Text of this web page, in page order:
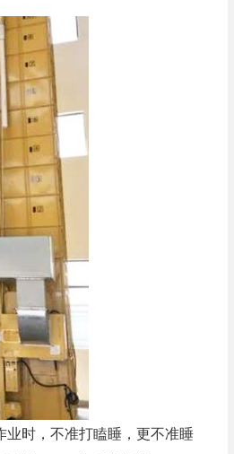
业时，不准打瞌睡，更不准睡